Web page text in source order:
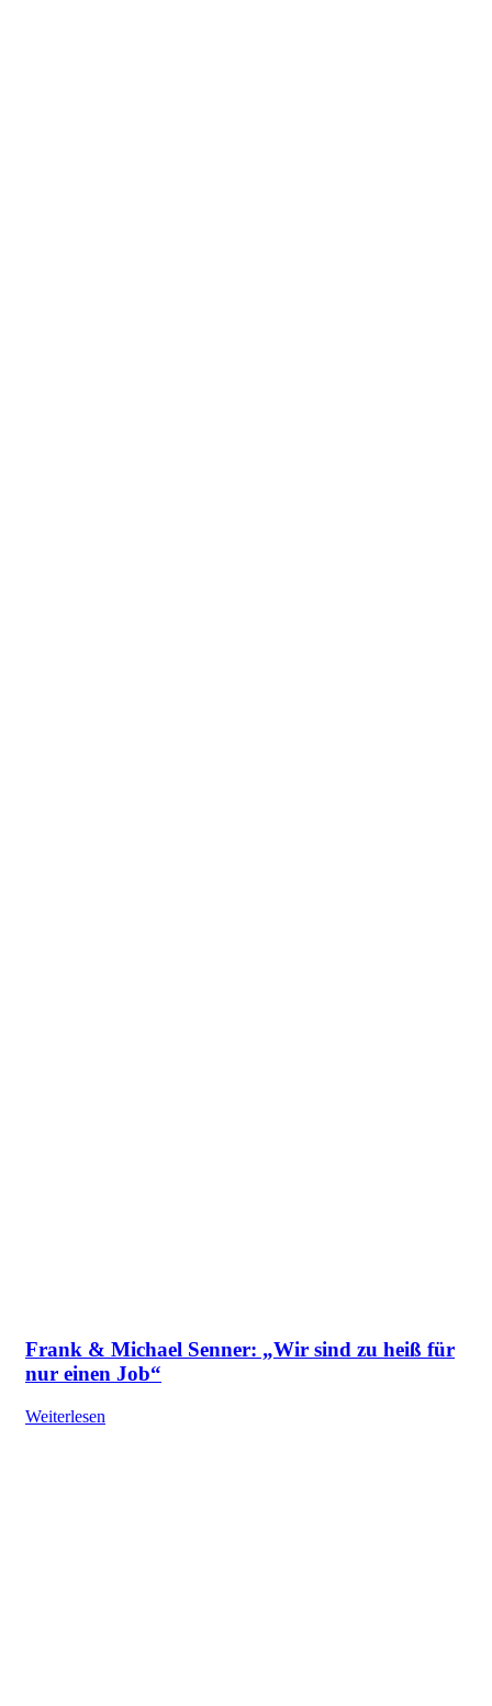
Frank & Michael Senner: „Wir sind zu heiß für
nur einen Job“
Weiterlesen